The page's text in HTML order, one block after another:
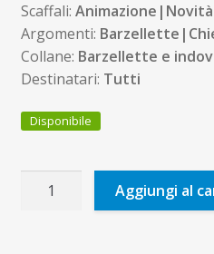
Scaffali: Animazione|Novità
Argomenti:
Collane: Barzellette e
Destinatari: Tutti
Disponibile
Umorismo
Aggiungi al